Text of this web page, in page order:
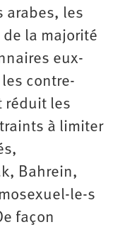
arabes, les
de la majorité
eux-
contre-
réduit les
à limiter
Bahrein,
le-s
façon